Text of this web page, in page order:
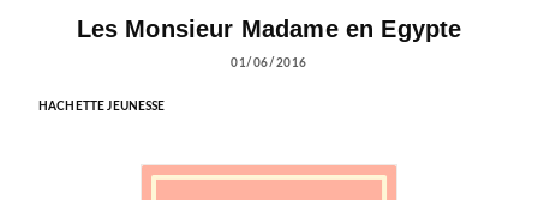
Les Monsieur Madame en Egypte
01/06/2016
HACHETTE JEUNESSE